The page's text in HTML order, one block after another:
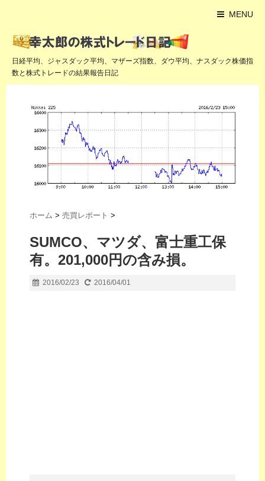
MENU
日経平均、ジャスダック平均、マザーズ指数、ダウ平均、ナスダック株価指
数と株式トレードの結果報告日記
ホーム > 売買レポート >
SUMCO、マツダ、富士重工保
有。201,000円の含み損。
2016/02/23 2016/04/01